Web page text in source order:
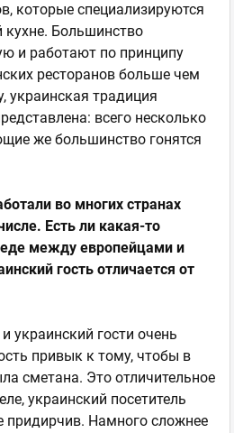
которые специализируются
кухне. Большинство
и работают по принципу
ресторанов больше чем
украинская традиция
всего несколько
же большинство гонятся
во многих странах
Есть ли какая-то
еде между европейцами и
гость отличается от
украинский гости очень
привык к тому, чтобы в
сметана. Это отличительное
украинский посетитель
придирчив. Намного сложнее